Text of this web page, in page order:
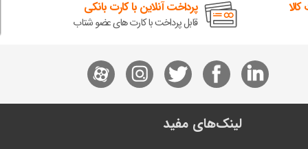
پرداخت آنلاین با کارت بانکی
قابل پرداخت با کارت های عضو شتاب
لینک‌های مفید